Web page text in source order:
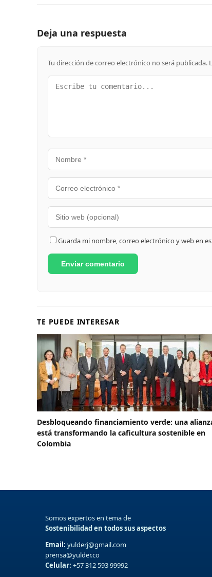
Deja una respuesta
Tu dirección de correo electrónico no será publicada.
Guarda mi nombre, correo electrónico y web en
TE PUEDE INTERESAR
Desbloqueando financiamiento verde: una
está transformando la caficultura sostenible en
Colombia
Somos expertos en tema de
Sostenibilidad en todos sus aspectos
Email: yulderj@gmail.com
prensa@yulder.co
Celular: +57 312 593 99992